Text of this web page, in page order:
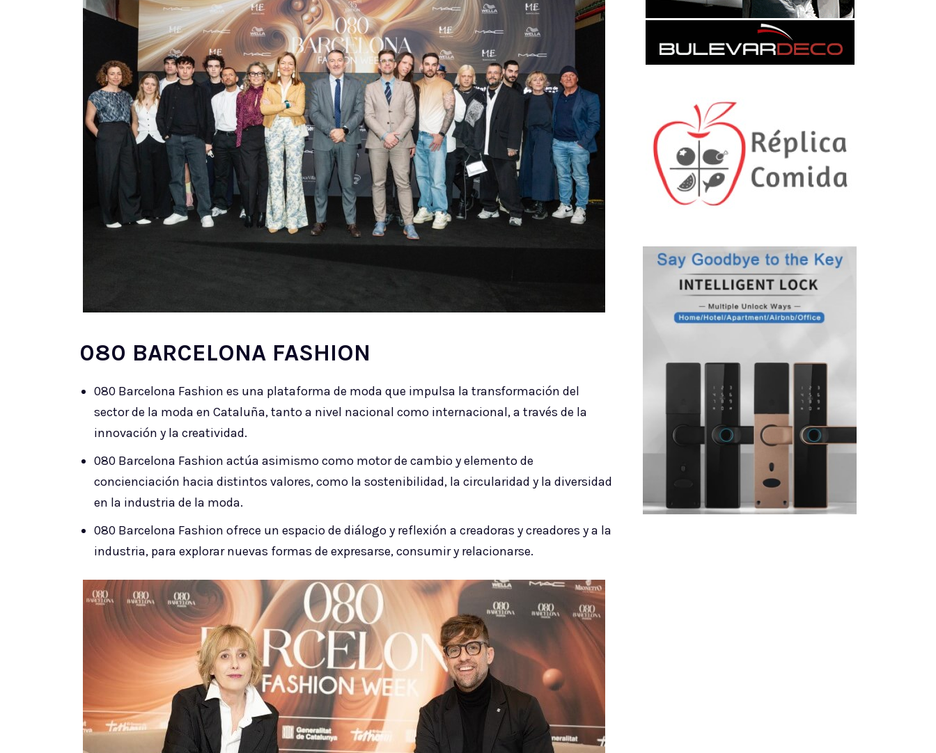
080 BARCELONA FASHION
080 Barcelona Fashion es una plataforma de moda que impulsa la transformación del
sector de la moda en Cataluña, tanto a nivel nacional como internacional, a través de la
innovación y la creatividad.
080 Barcelona Fashion actúa asimismo como motor de cambio y elemento de
concienciación hacia distintos valores, como la sostenibilidad, la circularidad y la diversidad
en la industria de la moda.
080 Barcelona Fashion ofrece un espacio de diálogo y reflexión a creadoras y creadores y a la
industria, para explorar nuevas formas de expresarse, consumir y relacionarse.